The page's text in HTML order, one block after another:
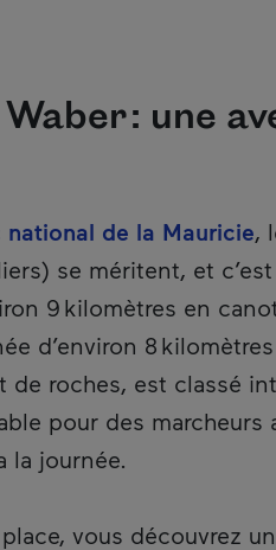
: une
national de la Mauricie,
se méritent, et
9 kilomètres en
d’environ 8
de roches, est classé
pour des marcheurs
la journée.
vous découvrez